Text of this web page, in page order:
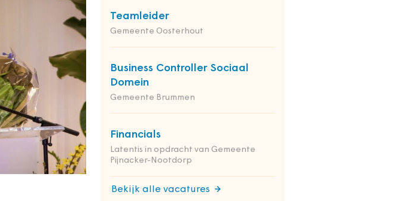
Teamleider
Gemeente Oosterhout
Business Controller Sociaal
Domein
Gemeente Brummen
Financials
Latentis in opdracht van Gemeente
Pijnacker-Nootdorp
Bekijk alle vacatures